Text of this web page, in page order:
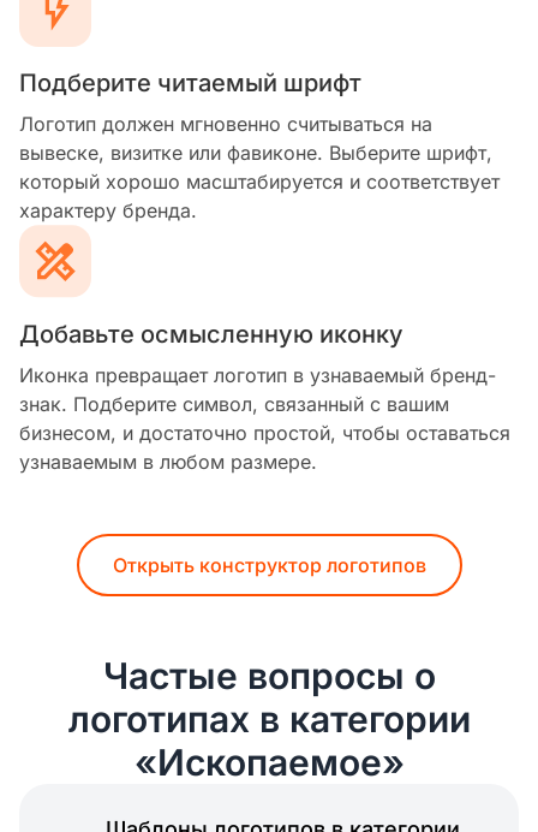
Подберите читаемый шрифт
Логотип должен мгновенно считываться на
вывеске, визитке или фавиконе. Выберите шрифт,
который хорошо масштабируется и соответствует
характеру бренда.
Добавьте осмысленную иконку
Иконка превращает логотип в узнаваемый бренд-
знак. Подберите символ, связанный с вашим
бизнесом, и достаточно простой, чтобы оставаться
узнаваемым в любом размере.
Открыть конструктор логотипов
Частые вопросы о
логотипах в категории
«Ископаемое»